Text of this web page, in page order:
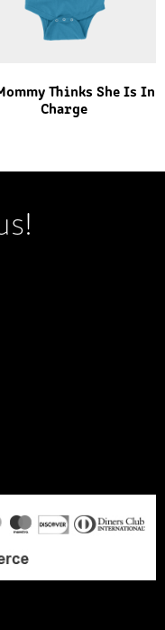
Thinks She Is In
Charge